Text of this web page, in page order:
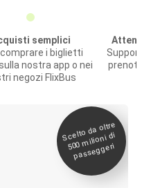
semplici
comprare i biglietti
nostra app o nei
negozi FlixBus
Scelto da oltre
500
milioni di
passeggeri